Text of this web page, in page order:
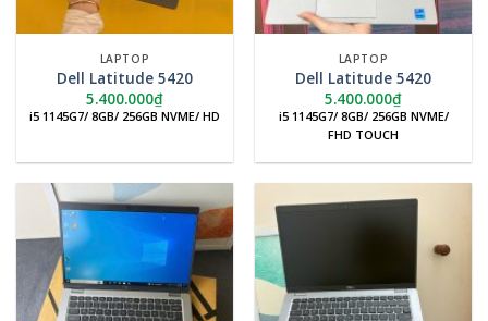
LAPTOP
Dell Latitude 5420
5.400.000₫
i5 1145G7/ 8GB/ 256GB NVME/ HD
LAPTOP
Dell Latitude 5420
5.400.000₫
i5 1145G7/ 8GB/ 256GB NVME/
FHD TOUCH